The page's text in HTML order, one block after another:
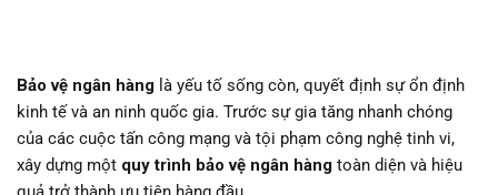
Bảo vệ ngân hàng là yếu tố sống còn, quyết định sự ổn định
kinh tế và an ninh quốc gia. Trước sự gia tăng nhanh chóng
của các cuộc tấn công mạng và tội phạm công nghệ tinh vi,
xây dựng một quy trình bảo vệ ngân hàng toàn diện và hiệu